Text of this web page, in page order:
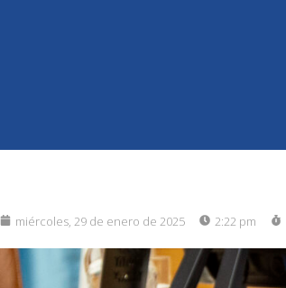
miércoles, 29 de enero de 2025 2:22 pm